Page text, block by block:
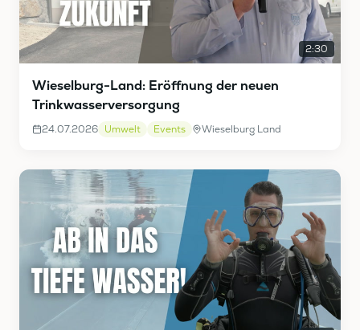
2:30
Wieselburg-Land: Eröffnung der neuen
Trinkwasserversorgung
24.07.2026 Umwelt Events Wieselburg Land